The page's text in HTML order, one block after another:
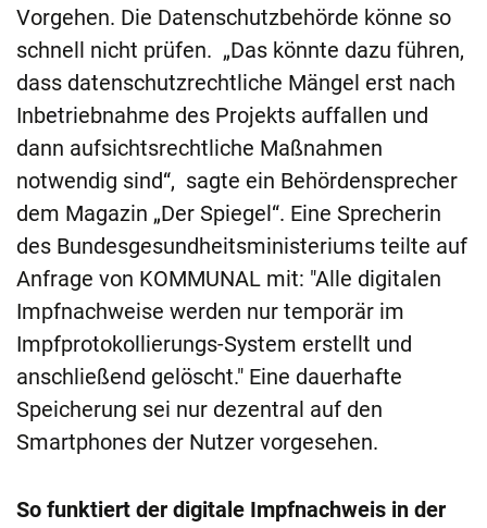
Vorgehen. Die Datenschutzbehörde könne so
schnell nicht prüfen. „Das könnte dazu führen,
dass datenschutzrechtliche Mängel erst nach
Inbetriebnahme des Projekts auffallen und
dann aufsichtsrechtliche Maßnahmen
notwendig sind“, sagte ein Behördensprecher
dem Magazin „Der Spiegel“. Eine Sprecherin
des Bundesgesundheitsministeriums teilte auf
Anfrage von KOMMUNAL mit: "Alle digitalen
Impfnachweise werden nur temporär im
Impfprotokollierungs-System erstellt und
anschließend gelöscht." Eine dauerhafte
Speicherung sei nur dezentral auf den
Smartphones der Nutzer vorgesehen.
So funktiert der digitale Impfnachweis in der